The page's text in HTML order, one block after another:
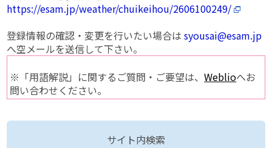
https://esam.jp/weather/chuikeihou/2606100249/
登録情報の確認・変更を行いたい場合はsyousai@esam.jp
へ空メールを送信して下さい。
※「用語解説」に関するご質問・ご要望は、Weblioへお
問い合わせください。
サイト内検索